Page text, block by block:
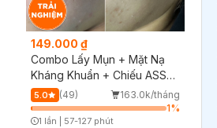
149.000 ₫
Combo Lấy Mụn + Mặt Nạ
Kháng Khuẩn + Chiếu ASSH
(Trải nghiệm)
5.0 (49)
163.0k/tháng
1%
1 lần 57-127 phút